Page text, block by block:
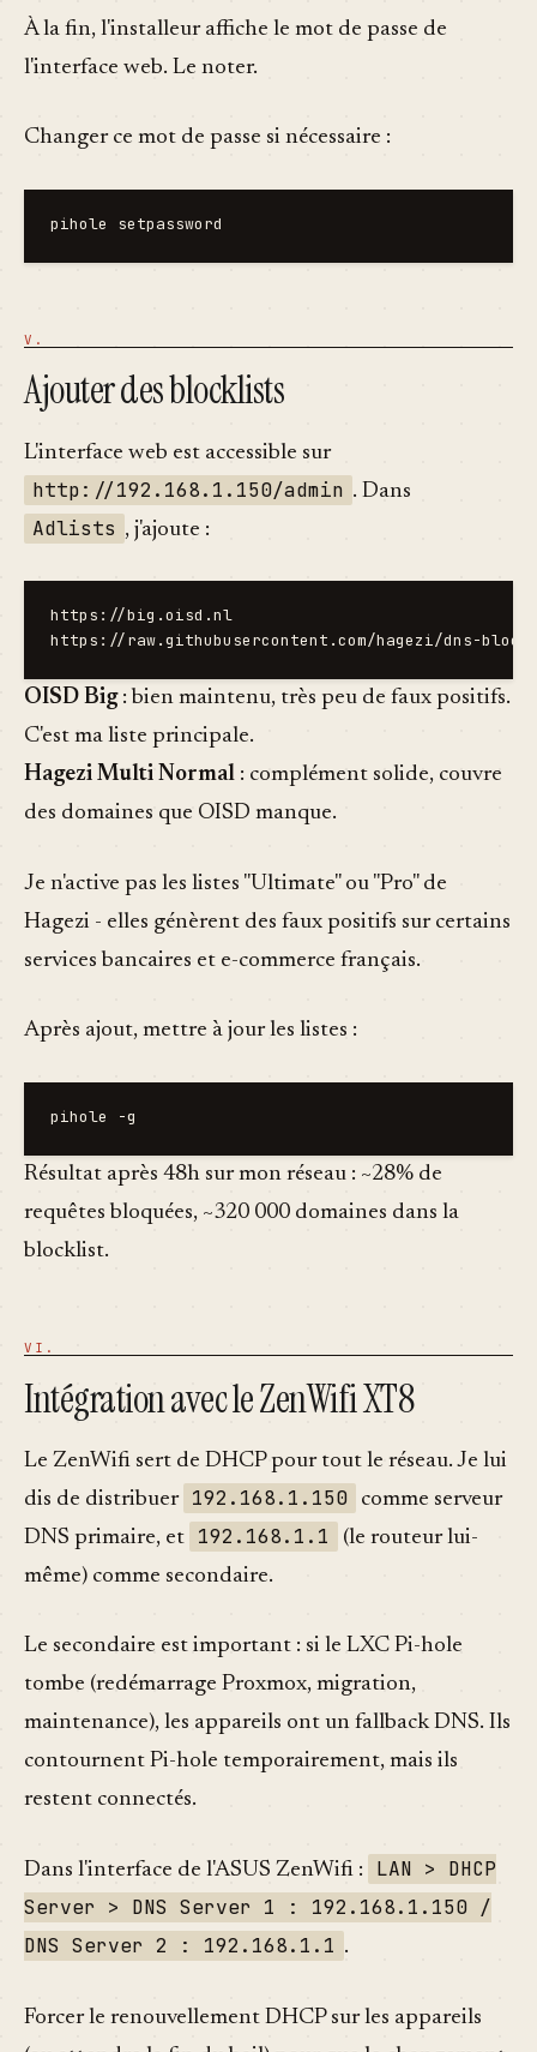
À la fin, l'installeur affiche le mot de passe de
l'interface web. Le noter.
Changer ce mot de passe si nécessaire :
Ajouter des blocklists
L'interface web est accessible sur
http://192.168.1.150/admin . Dans
Adlists , j'ajoute :
https://big.oisd.nl
OISD Big: bien maintenu, très peu de faux positifs.
C'est ma liste principale.
Hagezi Multi Normal : complément solide, couvre
des domaines que OISD manque.
Je n'active pas les listes "Ultimate" ou "Pro" de
Hagezi - elles génèrent des faux positifs sur certains
services bancaires et e-commerce français.
Après ajout, mettre à jour les listes :
Résultat après 48h sur mon réseau : ~28% de
requêtes bloquées, ~320 000 domaines dans la
blocklist.
Intégration avec le ZenWifi XT8
Le ZenWifi sert de DHCP pour tout le réseau. Je lui
dis de distribuer 192.168.1.150
comme serveur
DNS primaire, et
192.168.1.1
(le routeur lui-
même) comme secondaire.
Le secondaire est important : si le LXC Pi-hole
tombe (redémarrage Proxmox, migration,
maintenance), les appareils ont un fallback DNS. Ils
contournent Pi-hole temporairement, mais ils
restent connectés.
Dans l'interface de l'ASUS ZenWifi :
LAN > DHCP
Server > DNS Server 1 : 192.168.1.150 /
DNS Server 2 : 192.168.1.1 .
Forcer le renouvellement DHCP sur les appareils